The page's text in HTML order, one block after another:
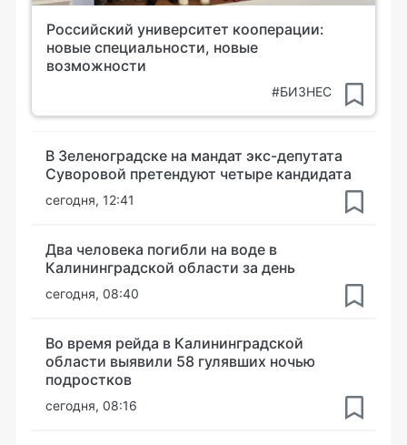
Российский университет кооперации:
новые специальности, новые
возможности
#БИЗНЕС
В Зеленоградске на мандат экс-депутата
Суворовой претендуют четыре кандидата
сегодня, 12:41
Два человека погибли на воде в
Калининградской области за день
сегодня, 08:40
Во время рейда в Калининградской
области выявили 58 гулявших ночью
подростков
сегодня, 08:16